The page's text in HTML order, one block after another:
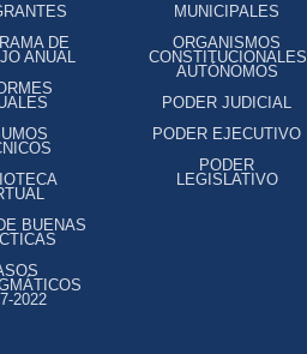
DE
ANUAL
BUENAS
2022
MUNICIPALES
ORGANISMOS
CONSTITUCIONALES
AUTÓNOMOS
PODER JUDICIAL
PODER EJECUTIVO
PODER
LEGISLATIVO